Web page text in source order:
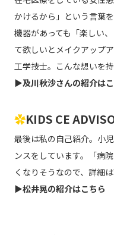
かけるから」という言葉
機器があっても「楽しい
て欲しいとメイクアップ
工学技士。こんな想いを
▶及川秋沙さんの紹介は
✿KIDS CE
最後は私の自己紹介。小
ンスをしています。「病
くなりそうなので、詳細
▶松井晃の紹介はこちら